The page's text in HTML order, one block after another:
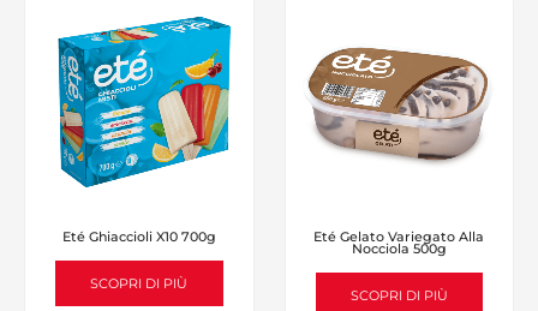
Eté Ghiaccioli X10 700g
SCOPRI DI PIÙ
Eté Gelato Variegato Alla
Nocciola 500g
SCOPRI DI PIÙ